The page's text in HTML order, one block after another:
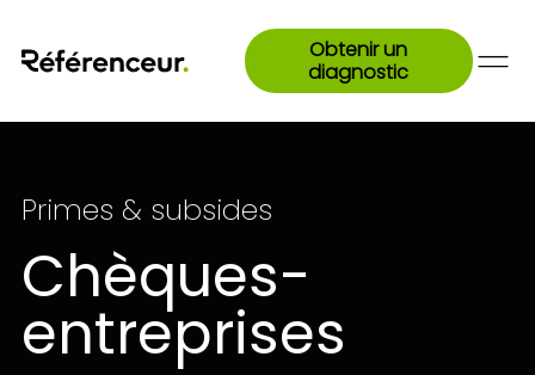
Obtenir un
diagnostic
Primes & subsides
Chèques-
entreprises